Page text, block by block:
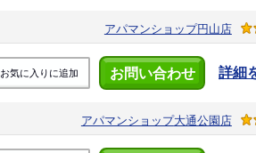
アパマンショップ円山店
お気に入りに追加 お問い合わせ 詳細
アパマンショップ大通公園店